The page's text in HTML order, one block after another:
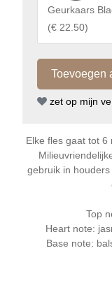
Geurkaars
(€ 22.50)
zet op mijn
Elke fles gaat tot 6
gebruik in
Top
Heart note:
Base note: